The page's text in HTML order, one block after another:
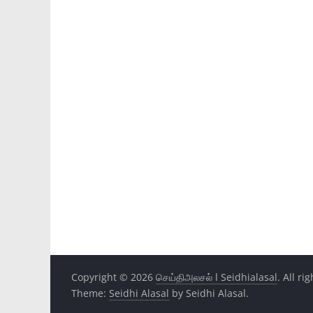
Copyright © 2026 செய்திஅலசல் l Seidhialasal. All
Theme: Seidhi Alasal by Seidhi Alasal.